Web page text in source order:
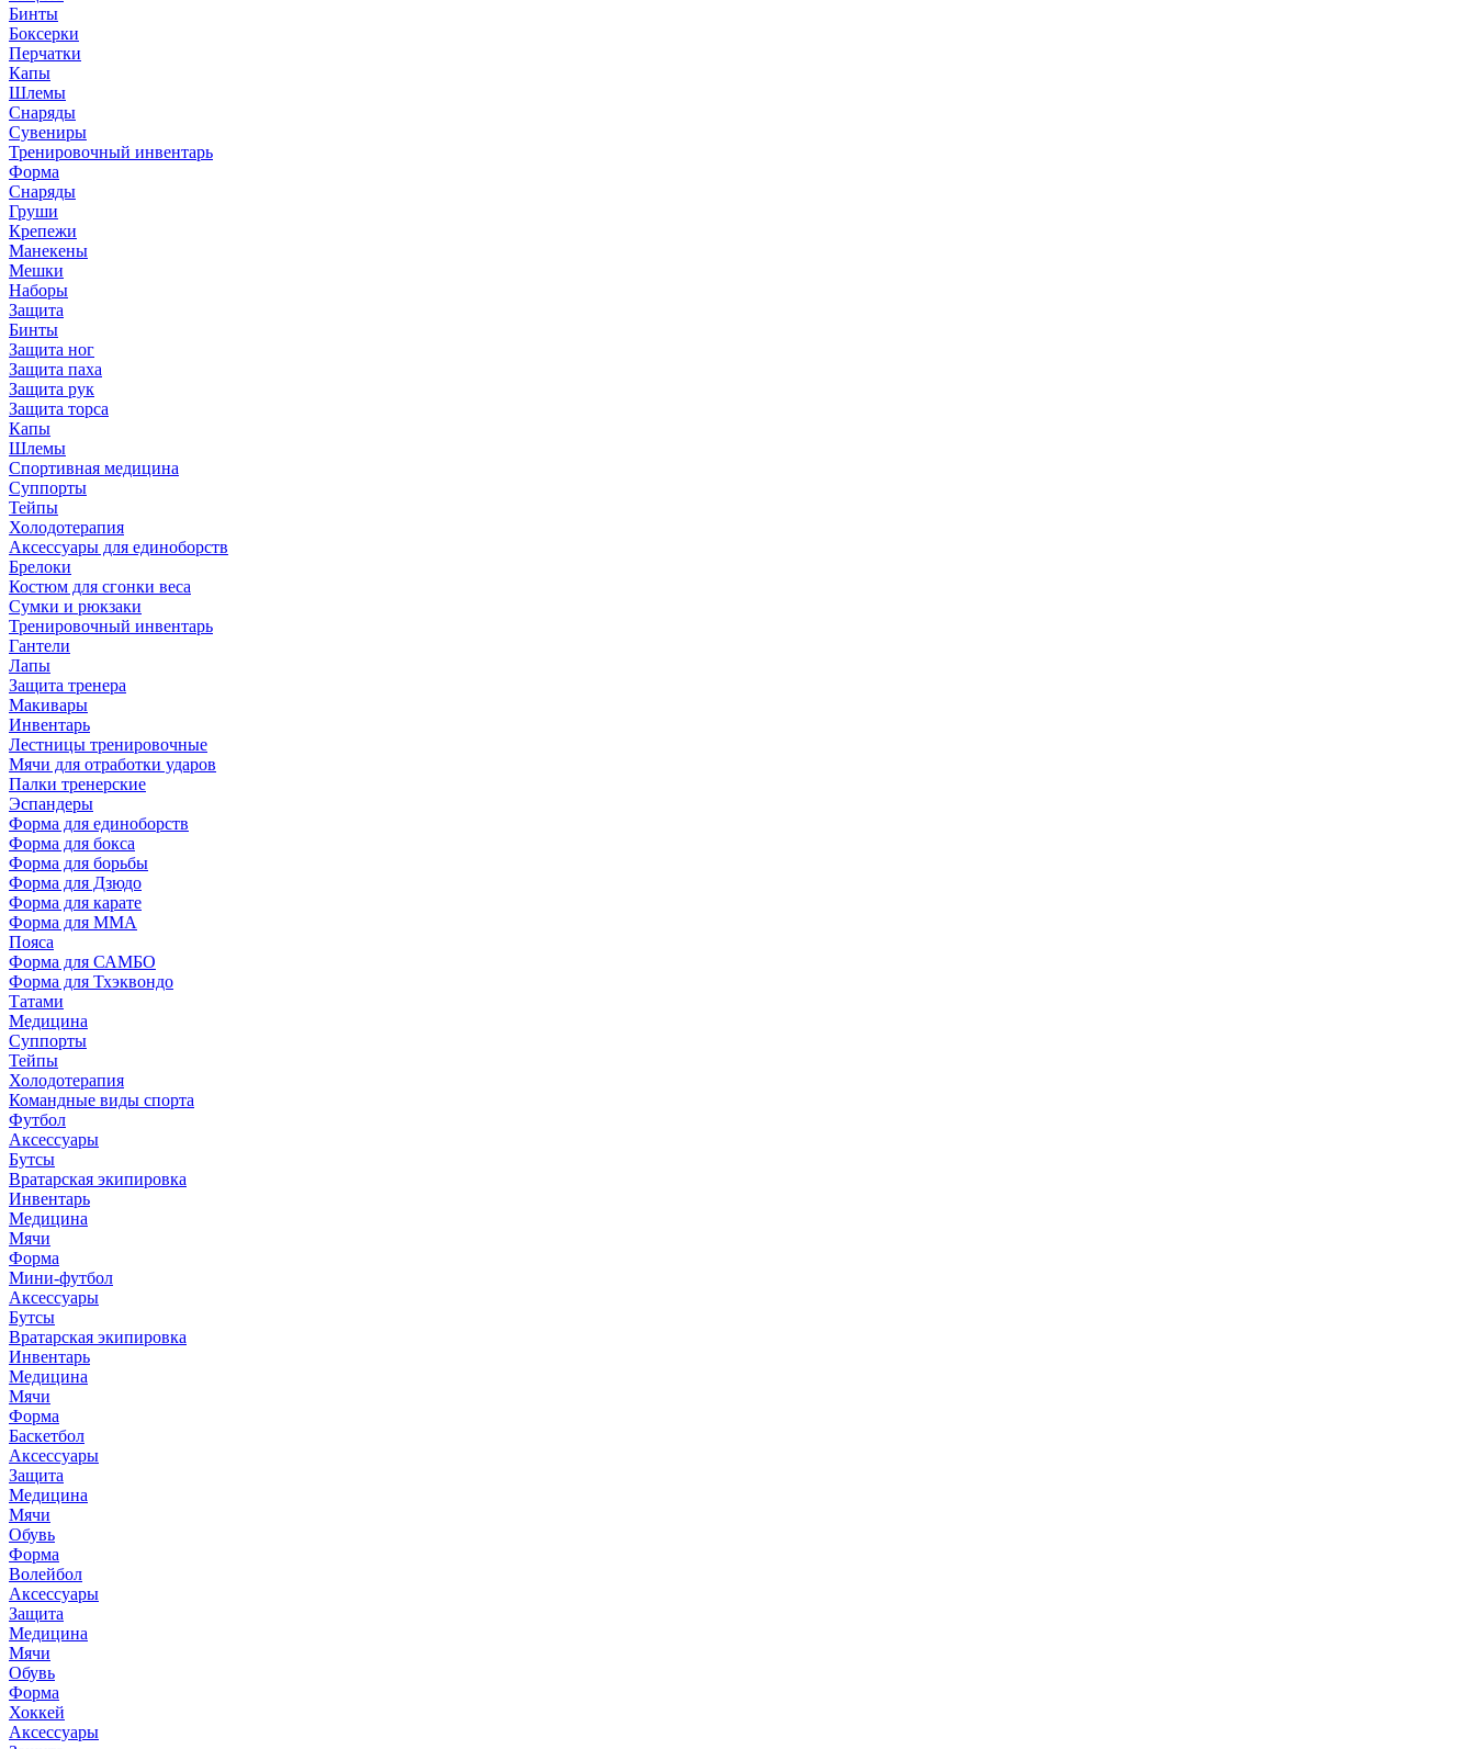
Бинты
Боксерки
Перчатки
Капы
Шлемы
Снаряды
Сувениры
Тренировочный инвентарь
Форма
Снаряды
Груши
Крепежи
Манекены
Мешки
Наборы
Защита
Бинты
Защита ног
Защита паха
Защита рук
Защита торса
Капы
Шлемы
Спортивная медицина
Суппорты
Тейпы
Холодотерапия
Аксессуары для единоборств
Брелоки
Костюм для сгонки веса
Сумки и рюкзаки
Тренировочный инвентарь
Гантели
Лапы
Защита тренера
Макивары
Инвентарь
Лестницы тренировочные
Мячи для отработки ударов
Палки тренерские
Эспандеры
Форма для единоборств
Форма для бокса
Форма для борьбы
Форма для Дзюдо
Форма для карате
Форма для MMA
Пояса
Форма для САМБО
Форма для Тхэквондо
Татами
Медицина
Суппорты
Тейпы
Холодотерапия
Командные виды спорта
Футбол
Аксессуары
Бутсы
Вратарская экипировка
Инвентарь
Медицина
Мячи
Форма
Мини-футбол
Аксессуары
Бутсы
Вратарская экипировка
Инвентарь
Медицина
Мячи
Форма
Баскетбол
Аксессуары
Защита
Медицина
Мячи
Обувь
Форма
Волейбол
Аксессуары
Защита
Медицина
Мячи
Обувь
Форма
Хоккей
Аксессуары